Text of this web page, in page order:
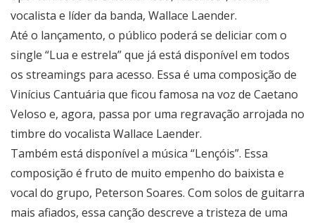
vocalista e líder da banda, Wallace Laender.
Até o lançamento, o público poderá se deliciar com o
single “Lua e estrela” que já está disponível em todos
os streamings para acesso. Essa é uma composição de
Vinícius Cantuária que ficou famosa na voz de Caetano
Veloso e, agora, passa por uma regravação arrojada no
timbre do vocalista Wallace Laender.
Também está disponível a música “Lençóis”. Essa
composição é fruto de muito empenho do baixista e
vocal do grupo, Peterson Soares. Com solos de guitarra
mais afiados, essa canção descreve a tristeza de uma